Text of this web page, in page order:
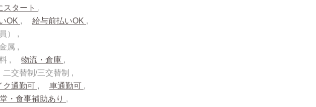
スタート
OK
給与前払いOK
）
属
物流・倉庫
二交替制/三交替制
ク通勤可
車通勤可
・食事補助あり